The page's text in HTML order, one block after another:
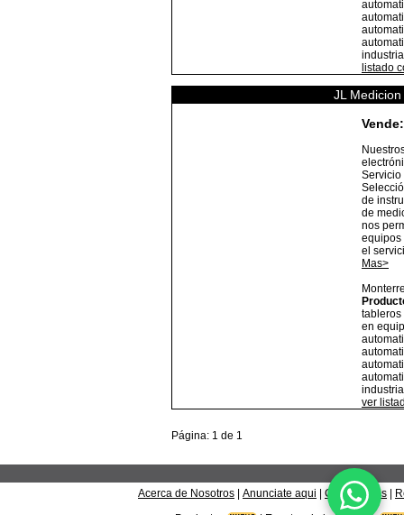
listado
JL
Vende:
Servicio
de
de
nos
equipos
el
Mas>
tableros
en
ver
Página: 1 de 1
Acerca de Nosotros Anunciate aqui Contáctanos